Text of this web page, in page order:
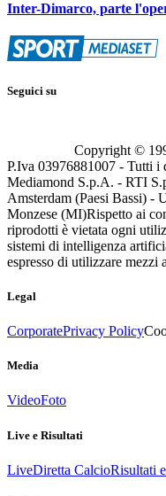
Inter-Dimarco, parte
Seguici su
Copyright ©
P.Iva 03976881007 - Tutti
Mediamond S.p.A. - RTI
Amsterdam (Paesi Bassi) -
Monzese (MI)Rispetto ai
riprodotti è vietata ogni
sistemi di intelligenza
espresso di utilizzare mezzi
Legal
CorporatePrivacy Policy
Media
VideoFoto
Live e Risultati
LiveDiretta CalcioRisultati